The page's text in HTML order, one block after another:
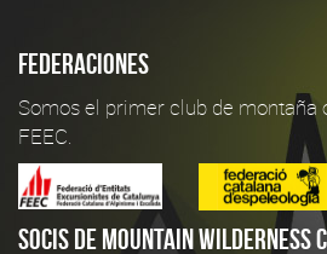
Federaciones
Somos el primer club de montaña
FEEC.
Socis de Mountain Wilderness